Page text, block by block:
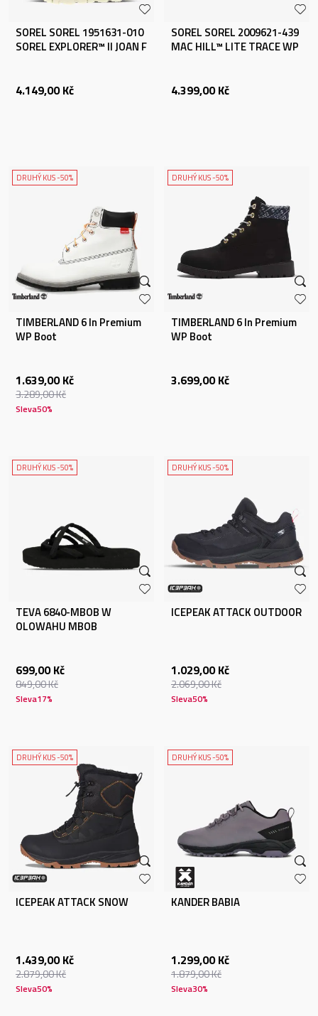
SOREL SOREL 1951631-010
SOREL EXPLORER™ II JOAN F
4.149,00 Kč
SOREL SOREL 2009621-439
MAC HILL™ LITE TRACE WP
4.399,00 Kč
DRUHÝ KUS -50%
TIMBERLAND 6 In Premium
WP Boot
1.639,00 Kč
3.289,00Kč
Sleva50%
DRUHÝ KUS -50%
TIMBERLAND 6 In Premium
WP Boot
3.699,00 Kč
DRUHÝ KUS -50%
TEVA 6840-MBOB W
OLOWAHU MBOB
699,00 Kč
849,00Kč
Sleva17%
DRUHÝ KUS -50%
ICEPEAK ATTACK OUTDOOR
1.029,00 Kč
2.069,00Kč
Sleva50%
DRUHÝ KUS -50%
ICEPEAK ATTACK SNOW
1.439,00 Kč
2.879,00Kč
Sleva50%
DRUHÝ KUS -50%
KANDER BABIA
1.299,00 Kč
1.879,00Kč
Sleva30%